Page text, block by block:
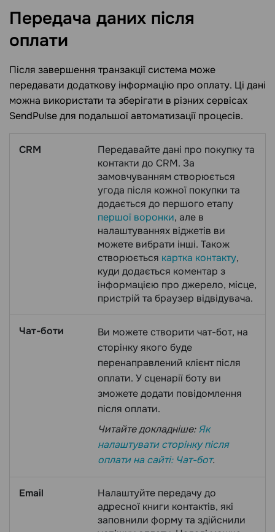
Передача даних після
оплати
Після завершення транзакції система може
передавати додаткову інформацію про оплату. Ці дані
можна використати та зберігати в різних сервісах
SendPulse для подальшої автоматизації процесів.
CRM
Передавайте дані про покупку та
контакти до CRM. За
замовчуванням створюється
угода після кожної покупки та
додається до першого етапу
першої воронки, але в
налаштуваннях віджетів ви
можете вибрати інші. Також
створюється картка контакту,
куди додається коментар з
інформацією про джерело, місце,
пристрій та браузер відвідувача.
Чат-боти
Ви можете створити чат-бот, на
сторінку якого буде
перенаправлений клієнт після
оплати. У сценарії боту ви
зможете додати повідомлення
після оплати.
Читайте докладніше:Як
налаштувати сторінку після
оплати на сайті: Чат-бот.
Email
Налаштуйте передачу до
адресної книги контактів, які
заповнили форму та здійснили